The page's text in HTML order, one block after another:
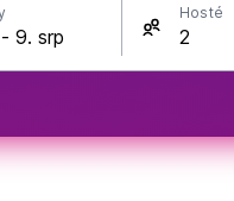
Hosté